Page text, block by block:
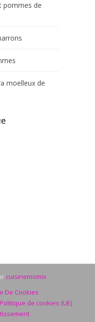
pommes de
moelleux de
cuisinemomix
De Cookies
Politique de cookies (UE)